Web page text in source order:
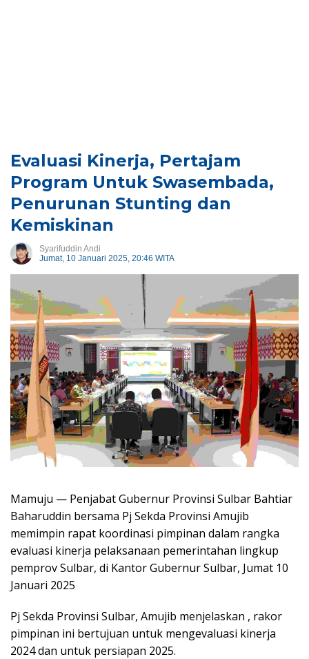
Evaluasi Kinerja, Pertajam
Program Untuk Swasembada,
Penurunan Stunting dan
Kemiskinan
Syarifuddin Andi
Jumat, 10 Januari 2025, 20:46 WITA
Mamuju — Penjabat Gubernur Provinsi Sulbar Bahtiar
Baharuddin bersama Pj Sekda Provinsi Amujib
memimpin rapat koordinasi pimpinan dalam rangka
evaluasi kinerja pelaksanaan pemerintahan lingkup
pemprov Sulbar, di Kantor Gubernur Sulbar, Jumat 10
Januari 2025
Pj Sekda Provinsi Sulbar, Amujib menjelaskan , rakor
pimpinan ini bertujuan untuk mengevaluasi kinerja
2024 dan untuk persiapan 2025.